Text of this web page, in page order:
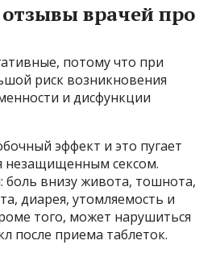
врачей про
потому что при
риск возникновения
и дисфункции
эффект и это пугает
незащищенным сексом.
внизу живота, тошнота,
диарея, утомляемость и
того, может нарушиться
после приема таблеток.